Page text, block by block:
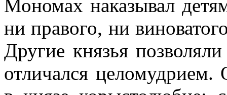
Мономах наказывал
ни правого, ни
Другие князья
отличался